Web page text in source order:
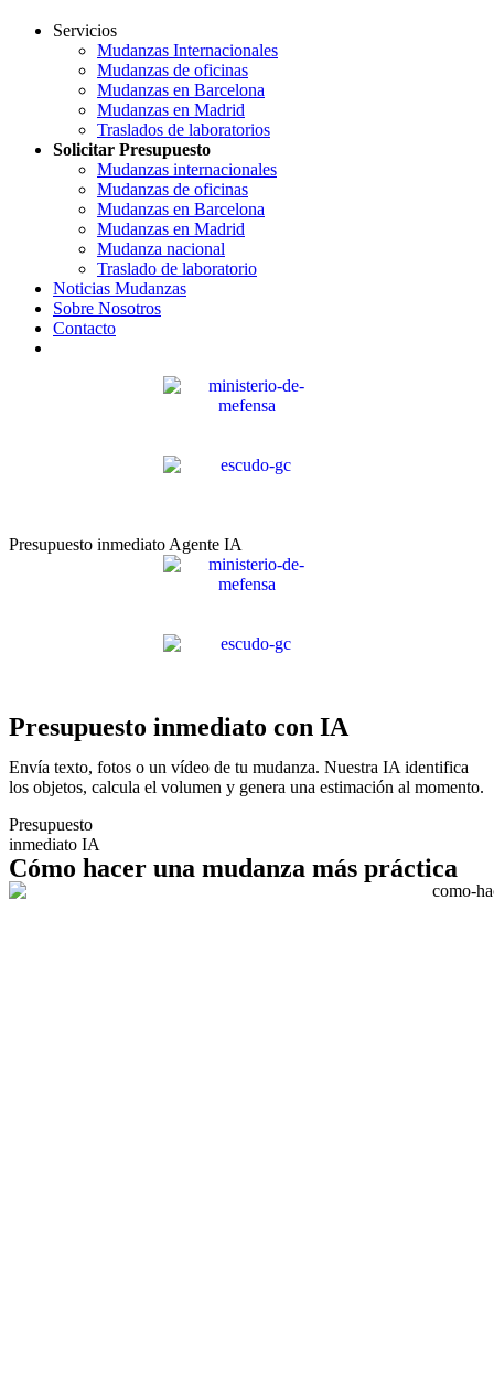
Servicios
Mudanzas Internacionales
Mudanzas de oficinas
Mudanzas en Barcelona
Mudanzas en Madrid
Traslados de laboratorios
Solicitar Presupuesto
Mudanzas internacionales
Mudanzas de oficinas
Mudanzas en Barcelona
Mudanzas en Madrid
Mudanza nacional
Traslado de laboratorio
Noticias Mudanzas
Sobre Nosotros
Contacto
Presupuesto inmediato Agente IA
Presupuesto inmediato con IA
Envía texto, fotos o un vídeo de tu mudanza. Nuestra IA identifica
los objetos, calcula el volumen y genera una estimación al momento.
Presupuesto
inmediato IA
Cómo hacer una mudanza más práctica